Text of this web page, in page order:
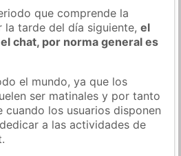
que comprende la
la tarde del día siguiente,el
chat, por norma general es
el mundo, ya que los
ser matinales y por tanto
los usuarios disponen
a las actividades de